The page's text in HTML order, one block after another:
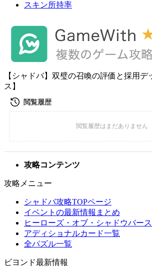
スキン所持率
【シャドバ】双璧の召喚の評価と採用
ス】
攻略コンテンツ
攻略メニュー
シャドバ攻略TOPページ
イベントの最新情報まとめ
ヒーローズ・オブ・シャドウバー
アディショナルカード一覧
全パズル一覧
ビヨンド最新情報